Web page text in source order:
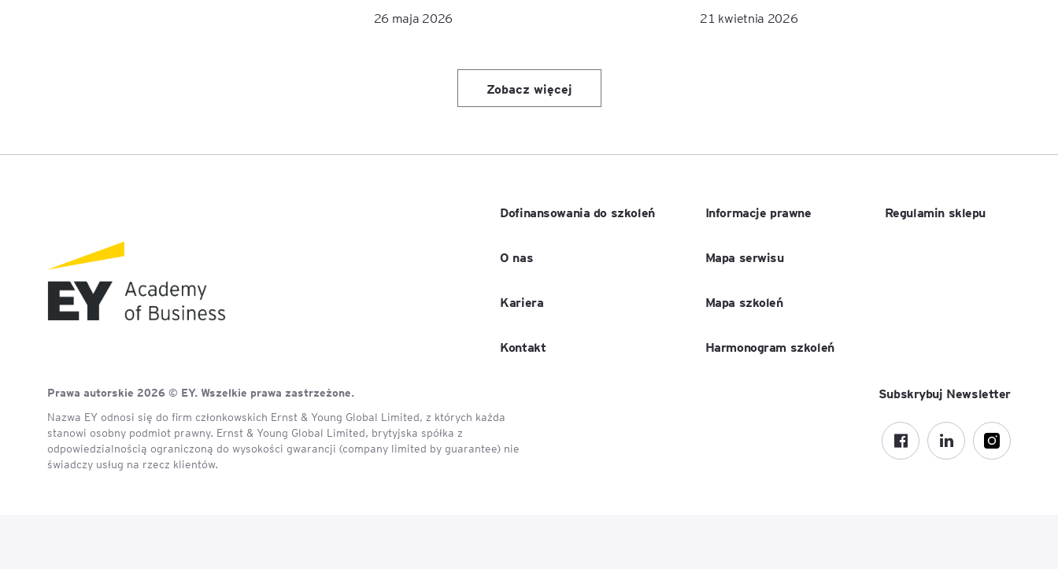
26 maja 2026
21 kwietnia 2026
Zobacz więcej
Dofinansowania do szkoleń
O nas
Kariera
Kontakt
Informacje prawne
Mapa serwisu
Mapa szkoleń
Harmonogram szkoleń
Regulamin sklepu
Prawa autorskie 2026 © EY. Wszelkie prawa zastrzeżone.
Nazwa EY odnosi się do firm członkowskich Ernst & Young Global Limited, z których każda
stanowi osobny podmiot prawny. Ernst & Young Global Limited, brytyjska spółka z
odpowiedzialnością ograniczoną do wysokości gwarancji (company limited by guarantee) nie
świadczy usług na rzecz klientów.
Subskrybuj Newsletter